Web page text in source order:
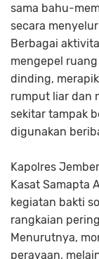
sama bahu-
secara
Berbagai
mengepel
dinding,
rumput liar dan
sekitar tampak
digunakan
Kapolres
Kasat Samapta
kegiatan bakti
rangkaian
Menurutnya,
perayaan,